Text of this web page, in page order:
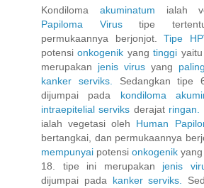
Kondiloma akuminatum ialah
Papiloma
Virustipe
permukaannya berjonjot.Tipe
potensionkogenik yangtinggi
merupakan jenis virus yang paling
kanker
serviks.
Sedangkan tipe
dijumpai pada kondiloma
intraepitelial serviks derajat ringan.
ialah vegetasi oleh Human
bertangkai, dan permukaannya
mempunyai potensionkogenik
18. tipe ini merupakan jenis
dijumpai pada kanker serviks.